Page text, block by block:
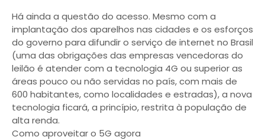
Há ainda a questão do acesso. Mesmo com a
implantação dos aparelhos nas cidades e os esforços
do governo para difundir o serviço de internet no Brasil
(uma das obrigações das empresas vencedoras do
leilão é atender com a tecnologia 4G ou superior as
áreas pouco ou não servidas no país, com mais de
600 habitantes, como localidades e estradas), a nova
tecnologia ficará, a princípio, restrita à população de
alta renda.
Como aproveitar o 5G agora